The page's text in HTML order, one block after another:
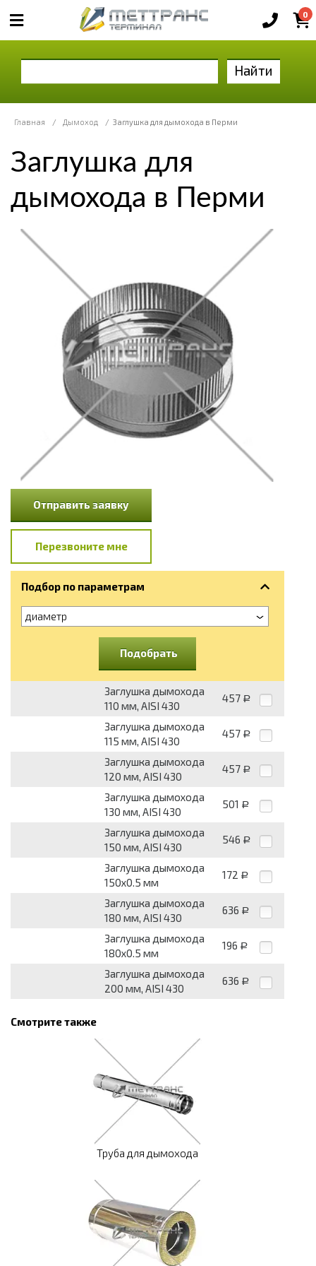
0
Найти
Главная / Дымоход / Заглушка для дымохода в Перми
Заглушка для
дымохода в Перми
Отправить заявку
Перезвоните мне
Подбор по параметрам
диаметр
Подобрать
Заглушка дымохода
110 мм, AISI 430
457 Р
Заглушка дымохода
115 мм, AISI 430
457 Р
Заглушка дымохода
120 мм, AISI 430
457 Р
Заглушка дымохода
130 мм, AISI 430
501 Р
Заглушка дымохода
150 мм, AISI 430
546 Р
Заглушка дымохода
150x0.5 мм
172 Р
Заглушка дымохода
180 мм, AISI 430
636 Р
Заглушка дымохода
180x0.5 мм
196 Р
Заглушка дымохода
200 мм, AISI 430
636 Р
Смотрите также
Труба для дымохода